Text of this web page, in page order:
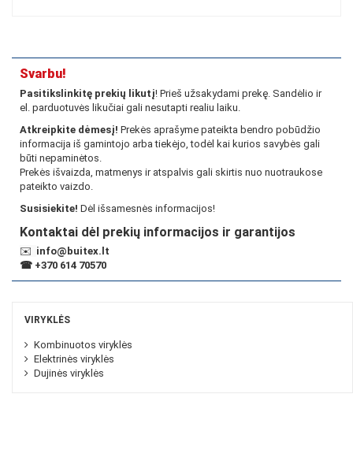
Svarbu!
Pasitikslinkitę prekių likutį! Prieš užsakydami prekę. Sandėlio ir
el. parduotuvės likučiai gali nesutapti realiu laiku.
Atkreipkite dėmesį! Prekės aprašyme pateikta bendro pobūdžio
informacija iš gamintojo arba tiekėjo, todėl kai kurios savybės gali
būti nepaminėtos.
Prekės išvaizda, matmenys ir atspalvis gali skirtis nuo nuotraukose
pateikto vaizdo.
Susisiekite! Dėl išsamesnės informacijos!
Kontaktai dėl prekių informacijos ir garantijos
✉️ info@buitex.lt
☎ +370 614 70570
VIRYKLĖS
Kombinuotos viryklės
Elektrinės viryklės
Dujinės viryklės